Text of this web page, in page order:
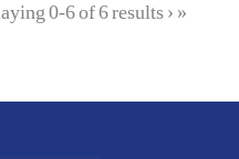
«
‹
Page 1 of 1 pages, displaying 0-6 of 6 results